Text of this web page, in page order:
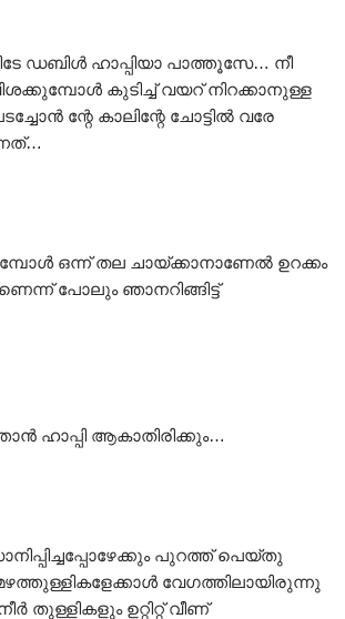
ഡബിൾ ഹാപ്പിയാ പാത്തൂസേ… നീ
കുടിച്ച് വയറ് നിറക്കാനുള്ള
ന്റേ കാലിന്റേ ചോട്ടിൽ വരേ
ഒന്ന് തല ചായ്ക്കാനാണേൽ ഉറക്കം
പോലും ഞാനറിങ്ങിട്ട്
ഹാപ്പി ആകാതിരിക്കും…
പുറത്ത് പെയ്തു
വേഗത്തിലായിരുന്നു
തുള്ളികളും ഉറ്റിറ്റ് വീണ്